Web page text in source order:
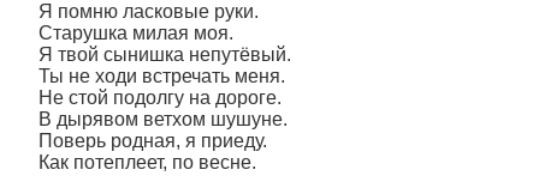
Я помню ласковые руки.
Старушка милая моя.
Я твой сынишка непутёвый.
Ты не ходи встречать меня.
Не стой подолгу на дороге.
В дырявом ветхом шушуне.
Поверь родная, я приеду.
Как потеплеет, по весне.